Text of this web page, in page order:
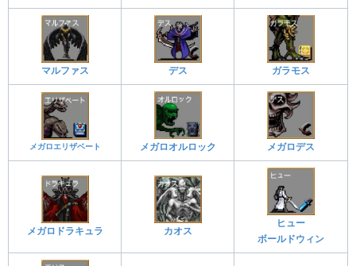
マルファス デス ガラモス
メガロエリザベート メガロオルロック メガロデス
メガロドラキュラ カオス
ヒュー
ボールドウィン